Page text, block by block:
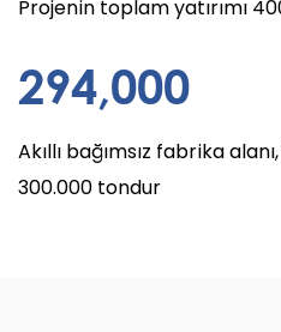
Projenin toplam yatırımı
300,000
Akıllı bağımsız fabrika
300.000 tondur